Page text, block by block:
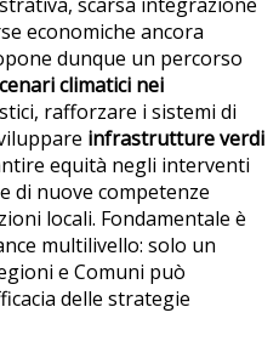
economiche ancora
dunque un percorso
climatici nei
rafforzare i sistemi di
infrastrutture verdi
equità negli interventi
di nuove competenze
locali. Fondamentale è
multilivello: solo un
e Comuni può
delle strategie